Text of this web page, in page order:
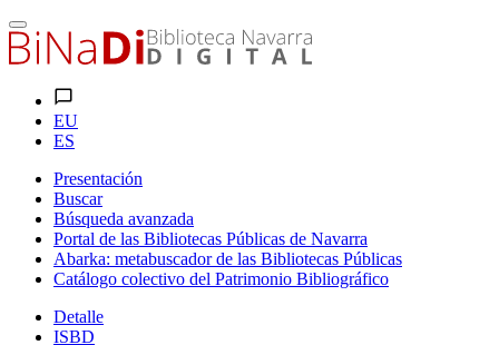
EU
ES
Presentación
Buscar
Búsqueda avanzada
Portal de las Bibliotecas Públicas de Navarra
Abarka: metabuscador de las Bibliotecas Públicas
Catálogo colectivo del Patrimonio Bibliográfico
Detalle
ISBD